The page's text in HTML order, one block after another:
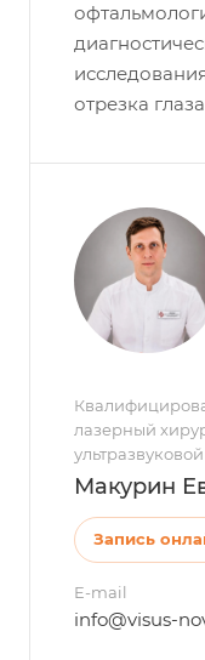
отрезка глаза
лазерный
Макурин
Запись
E-mail
info@visus-